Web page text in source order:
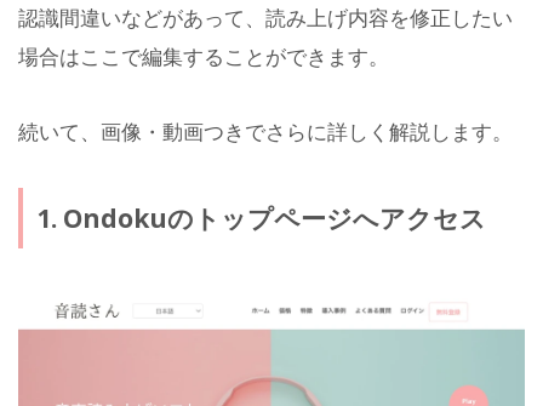
認識間違いなどがあって、読み上げ内容を修正したい
場合はここで編集することができます。
続いて、画像・動画つきでさらに詳しく解説します。
1. Ondokuのトップページへアクセス